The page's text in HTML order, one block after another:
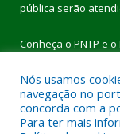
pública serão
Conheça o PNTP e o
Todos os
Nós usamos
navegação no
concorda com a
Para ter mais